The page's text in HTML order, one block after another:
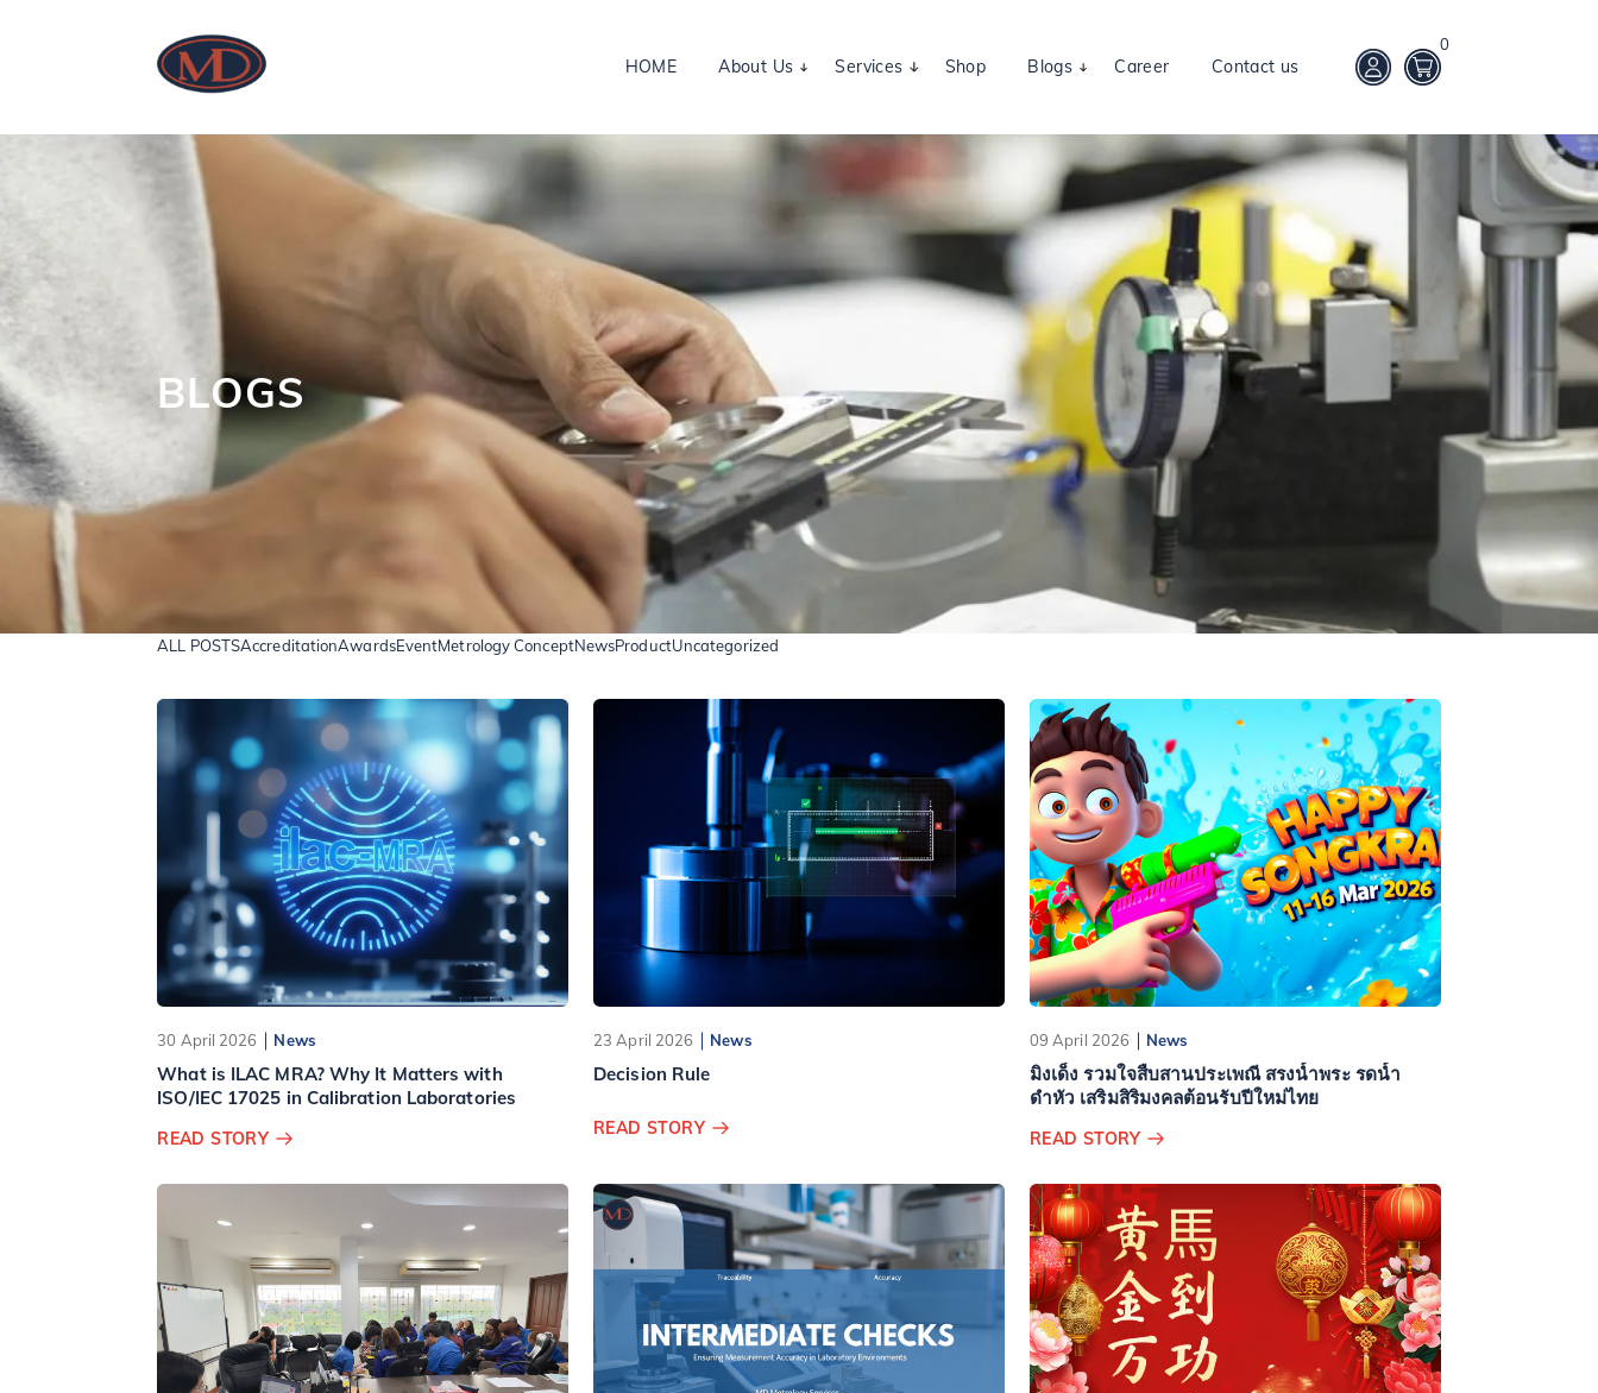
HOME About Us Services Shop Blogs Career Contact us
0
BLOGS
ALL POSTSAccreditationAwardsEventMetrology ConceptNewsProductUncategorized
30 April 2026 News
What is ILAC MRA? Why It Matters with
ISO/IEC 17025 in Calibration Laboratories
READ STORY
23 April 2026 News
Decision Rule
READ STORY
09 April 2026 News
มิงเด็ง รวมใจสืบสานประเพณี สรงน้ำพระ รดน้ำ
ดำหัว เสริมสิริมงคลต้อนรับปีใหม่ไทย
READ STORY